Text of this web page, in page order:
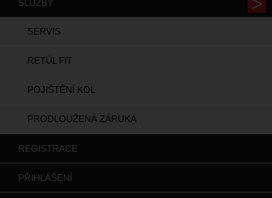
SLUŽBY
SERVIS
RETÜL FIT
POJIŠTĚNÍ KOL
PRODLOUŽENÁ ZÁRUKA
REGISTRACE
PŘIHLÁŠENÍ